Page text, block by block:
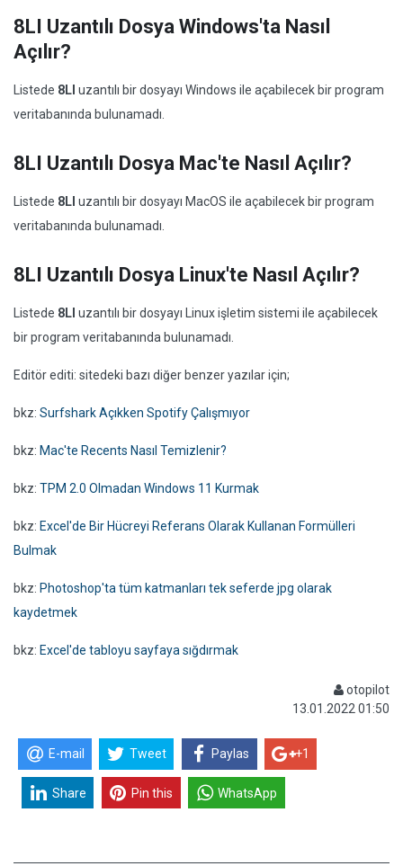
8LI Uzantılı Dosya Windows'ta Nasıl
Açılır?
Listede 8LI uzantılı bir dosyayı Windows ile açabilecek bir program
veritabanında bulunamadı.
8LI Uzantılı Dosya Mac'te Nasıl Açılır?
Listede 8LI uzantılı bir dosyayı MacOS ile açabilecek bir program
veritabanında bulunamadı.
8LI Uzantılı Dosya Linux'te Nasıl Açılır?
Listede 8LI uzantılı bir dosyayı Linux işletim sistemi ile açabilecek
bir program veritabanında bulunamadı.
Editör editi: sitedeki bazı diğer benzer yazılar için;
bkz: Surfshark Açıkken Spotify Çalışmıyor
bkz: Mac'te Recents Nasıl Temizlenir?
bkz: TPM 2.0 Olmadan Windows 11 Kurmak
bkz: Excel'de Bir Hücreyi Referans Olarak Kullanan Formülleri
Bulmak
bkz: Photoshop'ta tüm katmanları tek seferde jpg olarak
kaydetmek
bkz: Excel'de tabloyu sayfaya sığdırmak
otopilot
13.01.2022 01:50
E-mail Tweet Paylas +1
Share Pin this WhatsApp